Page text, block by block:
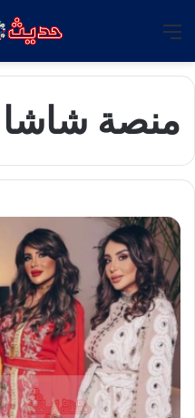
منصة شاشا